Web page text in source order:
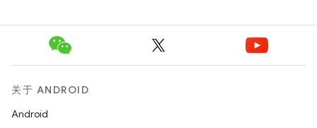
关于 ANDROID
Android